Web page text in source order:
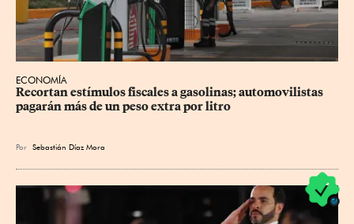
ECONOMÍA
Recortan estímulos fiscales a gasolinas; automovilistas
pagarán más de un peso extra por litro
Por Sebastián Díaz Mora